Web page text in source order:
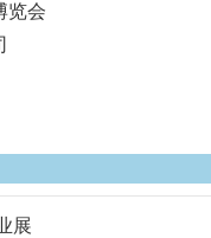
览会
展